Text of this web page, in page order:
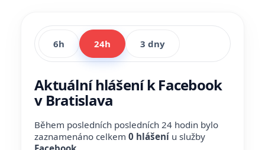
6h 24h 3 dny
Aktuální hlášení k Facebook
v Bratislava
Během posledních posledních 24 hodin bylo
zaznamenáno celkem 0 hlášení u služby